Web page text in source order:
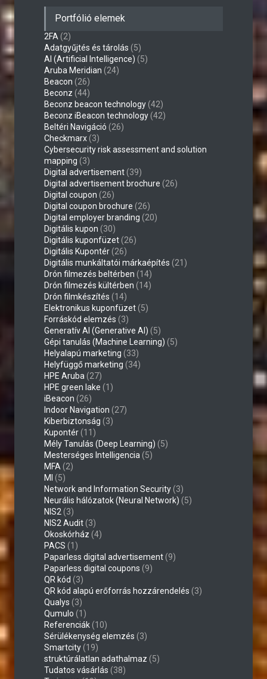
Portfólió elemek
2FA (2)
Adatgyűjtés és tárolás (5)
AI (Artificial Intelligence) (5)
Aruba Meridian (24)
Beacon (26)
Beconz (44)
Beconz beacon technology(42)
Beconz iBeacon technology(42)
Beltéri Navigáció (26)
Checkmarx(3)
Cybersecurity risk assessment and solution
mapping (3)
Digital advertisement(39)
Digital advertisement brochure (26)
Digital coupon (26)
Digital coupon brochure (26)
Digital employer branding (20)
Digitális kupon (30)
Digitális kuponfüzet(26)
Digitális Kupontér(26)
Digitális munkáltatói márkaépítés (21)
Drón filmezés beltérben (14)
Drón filmezés kültérben (14)
Drón filmkészítés (14)
Elektronikus kuponfüzet(5)
Forráskód elemzés (3)
Generatív AI (Generative AI) (5)
Gépi tanulás (Machine Learning) (5)
Helyalapú marketing (33)
Helyfüggő marketing (34)
HPE Aruba (27)
HPE green lake (1)
iBeacon (26)
Indoor Navigation (27)
Kiberbiztonság (3)
Kupontér(11)
Mély Tanulás (Deep Learning) (5)
Mesterséges Intelligencia (5)
MFA (2)
MI (5)
Network and Information Security(3)
Neurális hálózatok (Neural Network) (5)
NIS2 (3)
NIS2 Audit(3)
Okoskórház (4)
PACS (1)
Paparless digital advertisement(9)
Paparless digital coupons (9)
QR kód (3)
QR kód alapú erőforrás hozzárendelés (3)
Qualys (3)
Qumulo (1)
Referenciák(10)
Sérülékenység elemzés (3)
Smartcity(19)
struktúrálatlan adathalmaz (5)
Tudatos vásárlás (38)